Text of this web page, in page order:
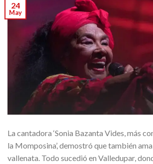
24
May
La cantadora ‘Sonia Bazanta Vides, más
la Momposina’, demostró que también
vallenata. Todo sucedió en Valledupar,